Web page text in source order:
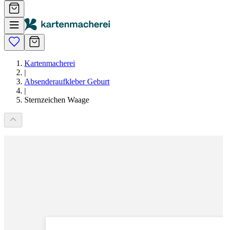
Kartenmacherei
|
Absenderaufkleber Geburt
|
Sternzeichen Waage